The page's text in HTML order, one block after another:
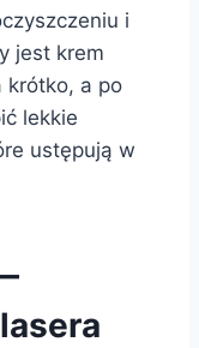
i
jest krem
krótko, a po
lekkie
ustępują w